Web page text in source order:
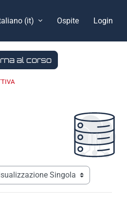
‎(it)‎ Ospite Login
al corso
terziaria modalità